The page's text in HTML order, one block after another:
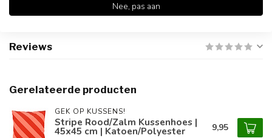
Productomschrijving
Reviews
Gerelateerde producten
GEK OP KUSSENS!
Stripe Rood/Zalm Kussenhoes |
45x45 cm | Katoen/Polyester 9,95
Nee, pas aan